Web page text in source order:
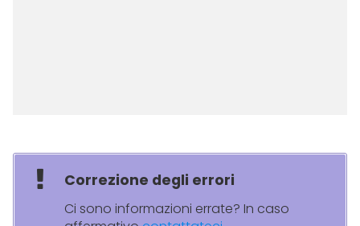
Correzione degli errori
Ci sono informazioni errate? In caso